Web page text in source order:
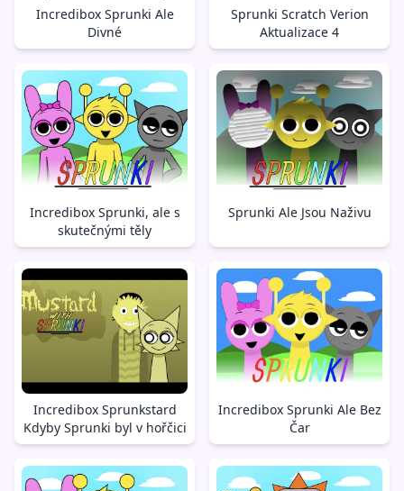
Incredibox Sprunki Ale
Divné
Sprunki Scratch Verion
Aktualizace 4
Incredibox Sprunki, ale s
skutečnými těly
Sprunki Ale Jsou Naživu
Incredibox Sprunkstard
Kdyby Sprunki byl v hořčici
Incredibox Sprunki Ale Bez
Čar